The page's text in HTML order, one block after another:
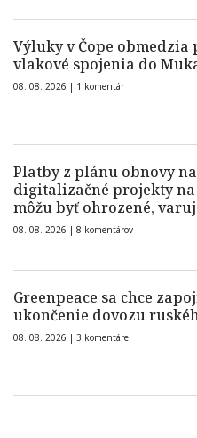
Výluky v Čope obmedzia
vlakové spojenia do
08. 08. 2026 | 1 komentár
Platby z plánu obnovy na
digitalizačné projekty na
môžu byť ohrozené,
08. 08. 2026 | 8 komentárov
Greenpeace sa chce
ukončenie dovozu
08. 08. 2026 | 3 komentáre